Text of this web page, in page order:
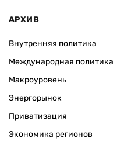
АРХИВ
Внутренняя политика
Международная политика
Макроуровень
Энергорынок
Приватизация
Экономика регионов